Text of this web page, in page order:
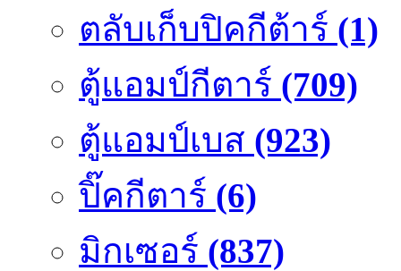
ตลับเก็บปิคกีต้าร์ (1)
ตู้แอมป์กีตาร์ (709)
ตู้แอมป์เบส (923)
ปิ๊คกีตาร์ (6)
มิกเซอร์ (837)